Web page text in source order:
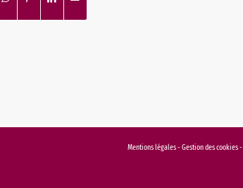
Mentions légales-Gestion des cookies-